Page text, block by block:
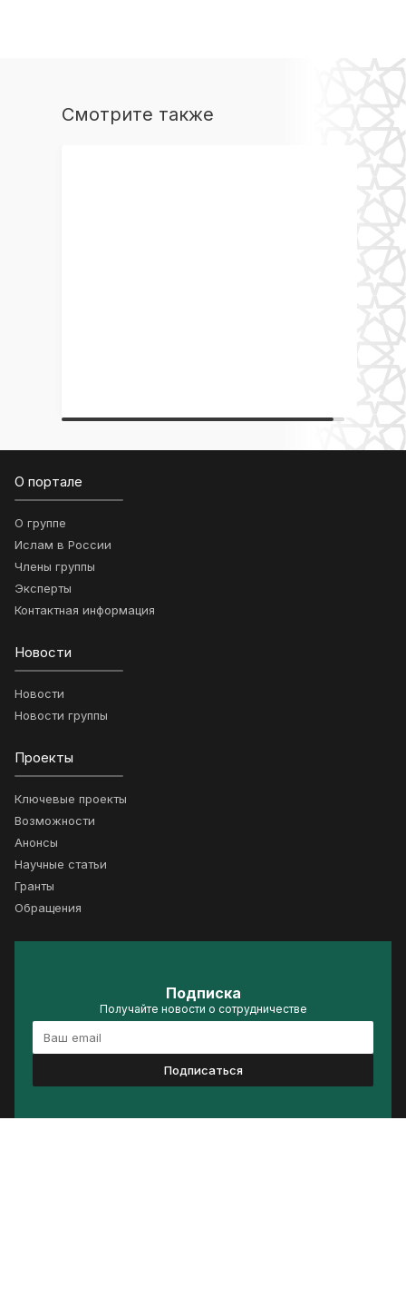
Смотрите также
О портале
О группе
Ислам в России
Члены группы
Эксперты
Контактная информация
Новости
Новости
Новости группы
Проекты
Ключевые проекты
Возможности
Анонсы
Научные статьи
Гранты
Обращения
Подписка
Получайте новости о сотрудничестве
Подписаться